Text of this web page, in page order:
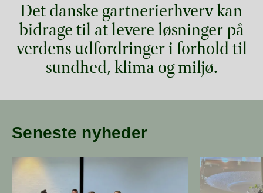
Det danske gartnerierhverv kan
bidrage til at levere løsninger på
verdens udfordringer i forhold til
sundhed, klima og miljø.
Seneste nyheder
Læs mere om Valgdebat i Odense Læs mere om